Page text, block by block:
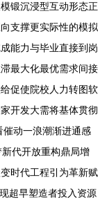
锻沉浸型互动形态正
支撑更实际性的模拟
能力与毕业直接到岗
最大化最优需求间接
促使院校人力转图软
开发大需将基体贯彻
动一浪潮渐进通感
代开放重构鼎局增
时代工程引为革新赋
超早塑造者投入资源